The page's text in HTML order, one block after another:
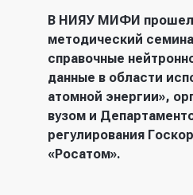
В НИЯУ МИФИ прошел
методический
справочные
данные в области
атомной энергии»,
вузом и
регулирования
«Росатом».